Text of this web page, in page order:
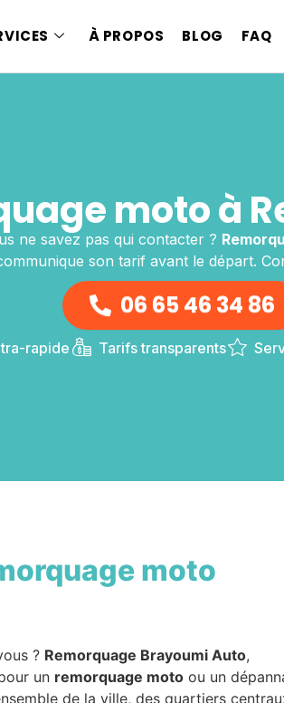
À PROPOS BLOG FAQ
moto à
ne savez pas qui contacter ?
son tarif avant le départ.
06 65 46 34 86
rapide Tarifs transparents
moto
? Remorquage Brayoumi Auto,
un remorquage moto ou un
de la ville, des quartiers